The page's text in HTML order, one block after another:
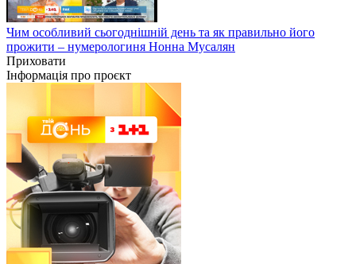
Чим особливий сьогоднішній день та як правильно його
прожити – нумерологиня Нонна Мусалян
Приховати
Інформація про проєкт